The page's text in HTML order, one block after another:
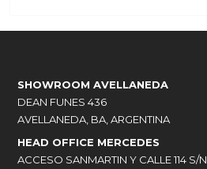
SHOWROOM AVELLANEDA
DEAN FUNES 436
AVELLANEDA, BA, ARGENTINA
HEAD OFFICE MERCEDES
ACCESO SANMARTIN Y CALLE 114 S/N